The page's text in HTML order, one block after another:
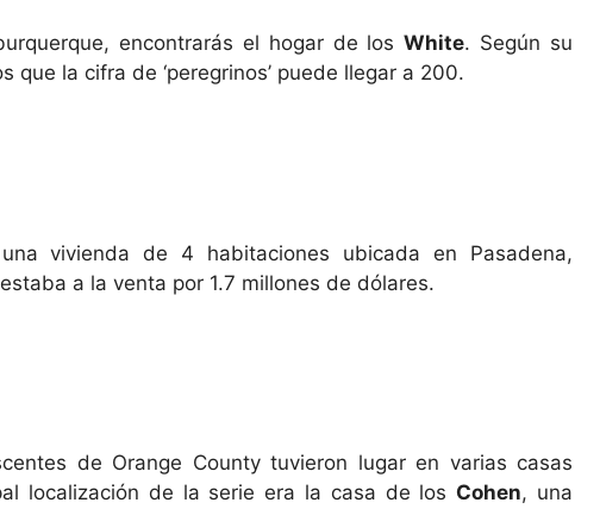
encontrarás el hogar de losWhite. Según su
que la cifra de ‘peregrinos’ puede llegar a 200.
vivienda de 4 habitaciones ubicada en Pasadena,
a la venta por 1.7 millones de dólares.
de Orange County tuvieron lugar en varias casas
localización de la serie era la casa de los Cohen, una